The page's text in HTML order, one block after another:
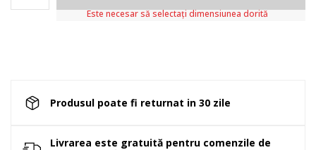
Este necesar să selectați dimensiunea dorită
Produsul poate fi returnat in 30 zile
Livrarea este gratuită pentru comenzile de